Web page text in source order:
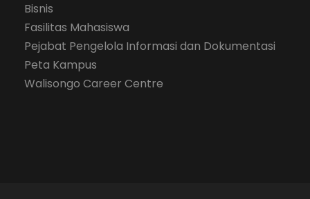
Bisnis
Fasilitas Mahasiswa
Pejabat Pengelola Informasi dan Dokumentasi
Peta Kampus
Walisongo Career Centre